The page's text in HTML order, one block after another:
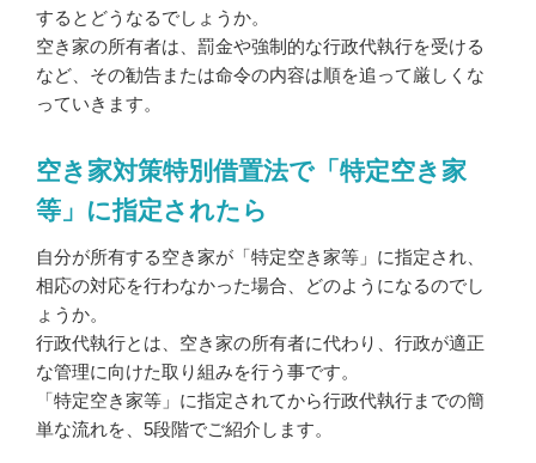
するとどうなるでしょうか。
空き家の所有者は、罰金や強制的な行政代執行を受ける
など、その勧告または命令の内容は順を追って厳しくな
っていきます。
空き家対策特別借置法で「特定空き家
等」に指定されたら
自分が所有する空き家が「特定空き家等」に指定され、
相応の対応を行わなかった場合、どのようになるのでし
ょうか。
行政代執行とは、空き家の所有者に代わり、行政が適正
な管理に向けた取り組みを行う事です。
「特定空き家等」に指定されてから行政代執行までの簡
単な流れを、5段階でご紹介します。